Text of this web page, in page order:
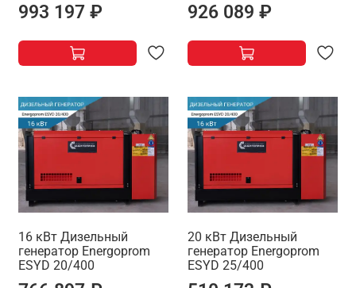
993 197 ₽ 926 089 ₽
16 кВт Дизельный
генератор Energoprom
ESYD 20/400
20 кВт Дизельный
генератор Energoprom
ESYD 25/400